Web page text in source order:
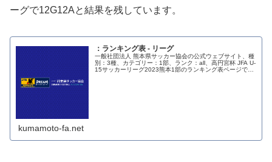
ーグで12G12Aと結果を残しています。
：ランキング表 - リーグ
一般社団法人 熊本県サッカー協会の公式ウェブサイト、種
別：3種、カテゴリー：1部、ランク：all、高円宮杯 JFA U-
15サッカーリーグ2023熊本1部のランキング表ページで
kumamoto-fa.net